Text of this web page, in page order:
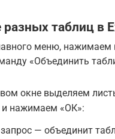
таблиц в
меню, нажимаем
«Объединить
окне выделяем
и нажимаем «ОК»:
— объединит